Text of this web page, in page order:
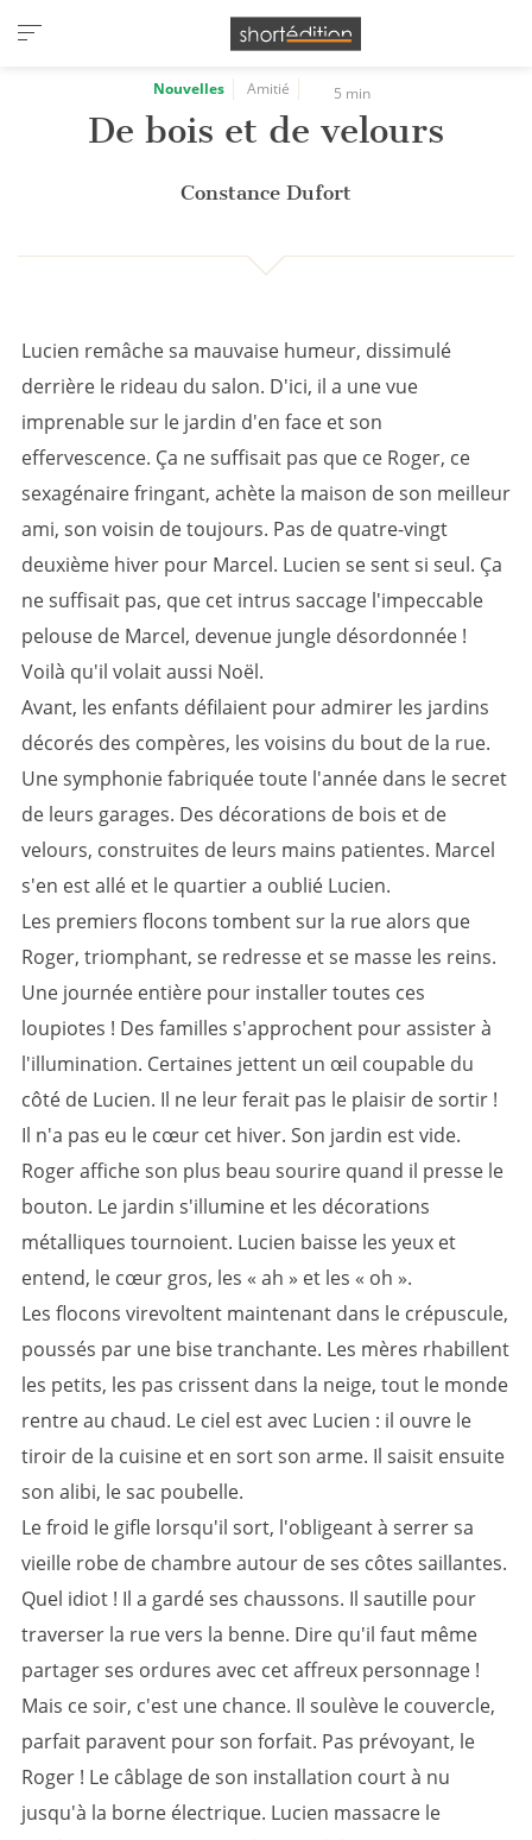
Panneau de gestion des cookies
Nouvelles Amitié 5 min
De bois et de velours
Constance Dufort
Lucien remâche sa mauvaise humeur, dissimulé
derrière le rideau du salon. D'ici, il a une vue
imprenable sur le jardin d'en face et son
effervescence. Ça ne suffisait pas que ce Roger, ce
sexagénaire fringant, achète la maison de son meilleur
ami, son voisin de toujours. Pas de quatre-vingt
deuxième hiver pour Marcel. Lucien se sent si seul. Ça
ne suffisait pas, que cet intrus saccage l'impeccable
pelouse de Marcel, devenue jungle désordonnée !
Voilà qu'il volait aussi Noël.
Avant, les enfants défilaient pour admirer les jardins
décorés des compères, les voisins du bout de la rue.
Une symphonie fabriquée toute l'année dans le secret
de leurs garages. Des décorations de bois et de
velours, construites de leurs mains patientes. Marcel
s'en est allé et le quartier a oublié Lucien.
Les premiers flocons tombent sur la rue alors que
Roger, triomphant, se redresse et se masse les reins.
Une journée entière pour installer toutes ces
loupiotes ! Des familles s'approchent pour assister à
l'illumination. Certaines jettent un œil coupable du
côté de Lucien. Il ne leur ferait pas le plaisir de sortir !
Il n'a pas eu le cœur cet hiver. Son jardin est vide.
Roger affiche son plus beau sourire quand il presse le
bouton. Le jardin s'illumine et les décorations
métalliques tournoient. Lucien baisse les yeux et
entend, le cœur gros, les « ah » et les « oh ».
Les flocons virevoltent maintenant dans le crépuscule,
poussés par une bise tranchante. Les mères rhabillent
les petits, les pas crissent dans la neige, tout le monde
rentre au chaud. Le ciel est avec Lucien : il ouvre le
tiroir de la cuisine et en sort son arme. Il saisit ensuite
son alibi, le sac poubelle.
Le froid le gifle lorsqu'il sort, l'obligeant à serrer sa
vieille robe de chambre autour de ses côtes saillantes.
Quel idiot ! Il a gardé ses chaussons. Il sautille pour
traverser la rue vers la benne. Dire qu'il faut même
partager ses ordures avec cet affreux personnage !
Mais ce soir, c'est une chance. Il soulève le couvercle,
parfait paravent pour son forfait. Pas prévoyant, le
Roger ! Le câblage de son installation court à nu
jusqu'à la borne électrique. Lucien massacre le